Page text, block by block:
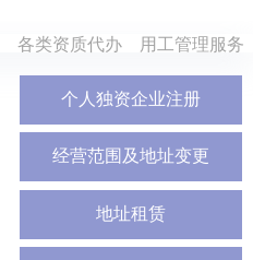
各类资质代办 用工管理服务
个人独资企业注册
经营范围及地址变更
地址租赁